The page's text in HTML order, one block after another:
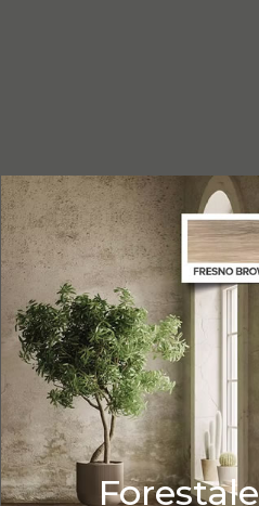
Forestale